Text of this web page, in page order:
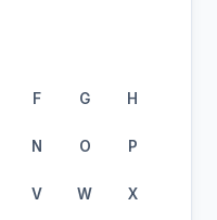
F G H
N O P
V W X